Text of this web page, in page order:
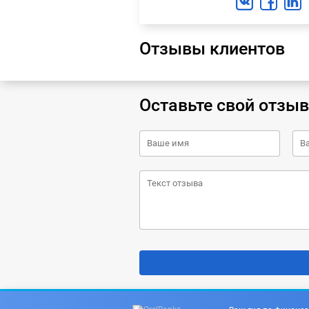
Отзывы клиентов
Оставьте свой отзыв